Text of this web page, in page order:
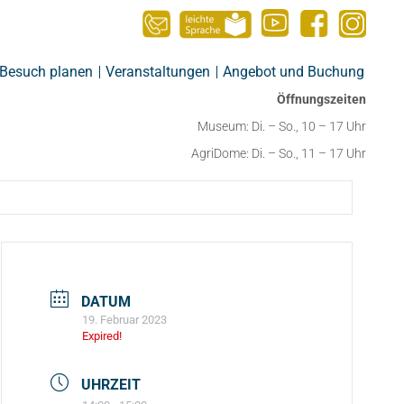
Besuch planen Veranstaltungen Angebot und Buchung
Öffnungszeiten
Museum: Di. – So., 10 – 17 Uhr
AgriDome: Di. – So., 11 – 17 Uhr
DATUM
19. Februar 2023
Expired!
UHRZEIT